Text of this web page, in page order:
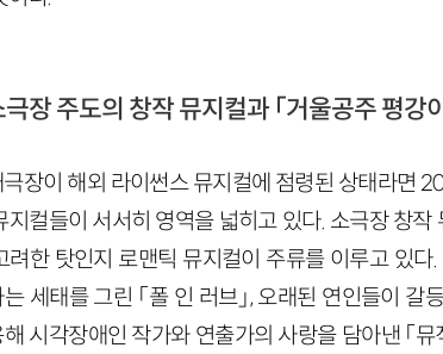
극장 주도의 창작 뮤지컬과 「거울공주 평강
극장이 해외 라이썬스 뮤지컬에 점령된 상태라면
지컬들이 서서히 영역을 넓히고 있다. 소극장 창
려한 탓인지 로맨틱 뮤지컬이 주류를 이루고 있
세태를 그린 「폴 인 러브」, 오래된 연인들이 갈
시각장애인 작가와 연출가의 사랑을 담아낸 「